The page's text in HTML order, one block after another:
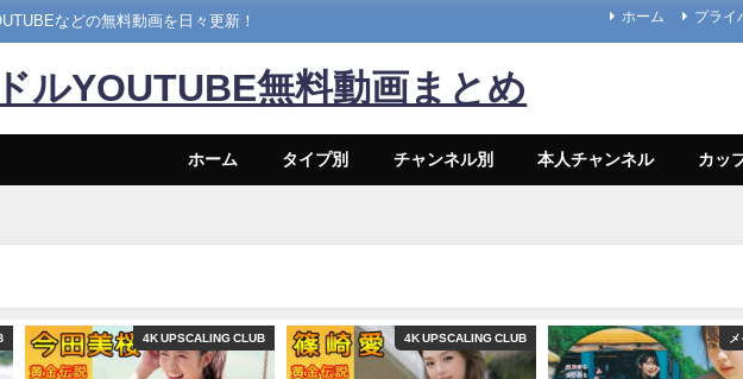
などの無料動画を日々更新！ ホーム プライ
ルYOUTUBE無料動画まとめ
ホーム タイプ別 チャンネル別 本人チャンネル カッ
4K UPSCALING CLUB 4K UPSCALING CLUB